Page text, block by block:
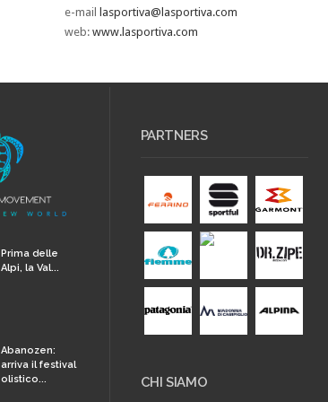
e-mail
lasportiva@lasportiva.com
web: www.lasportiva.com
Prima delle
Alpi, la Val...
Abanozen:
arriva il festival
olistico...
PARTNERS
CHI SIAMO